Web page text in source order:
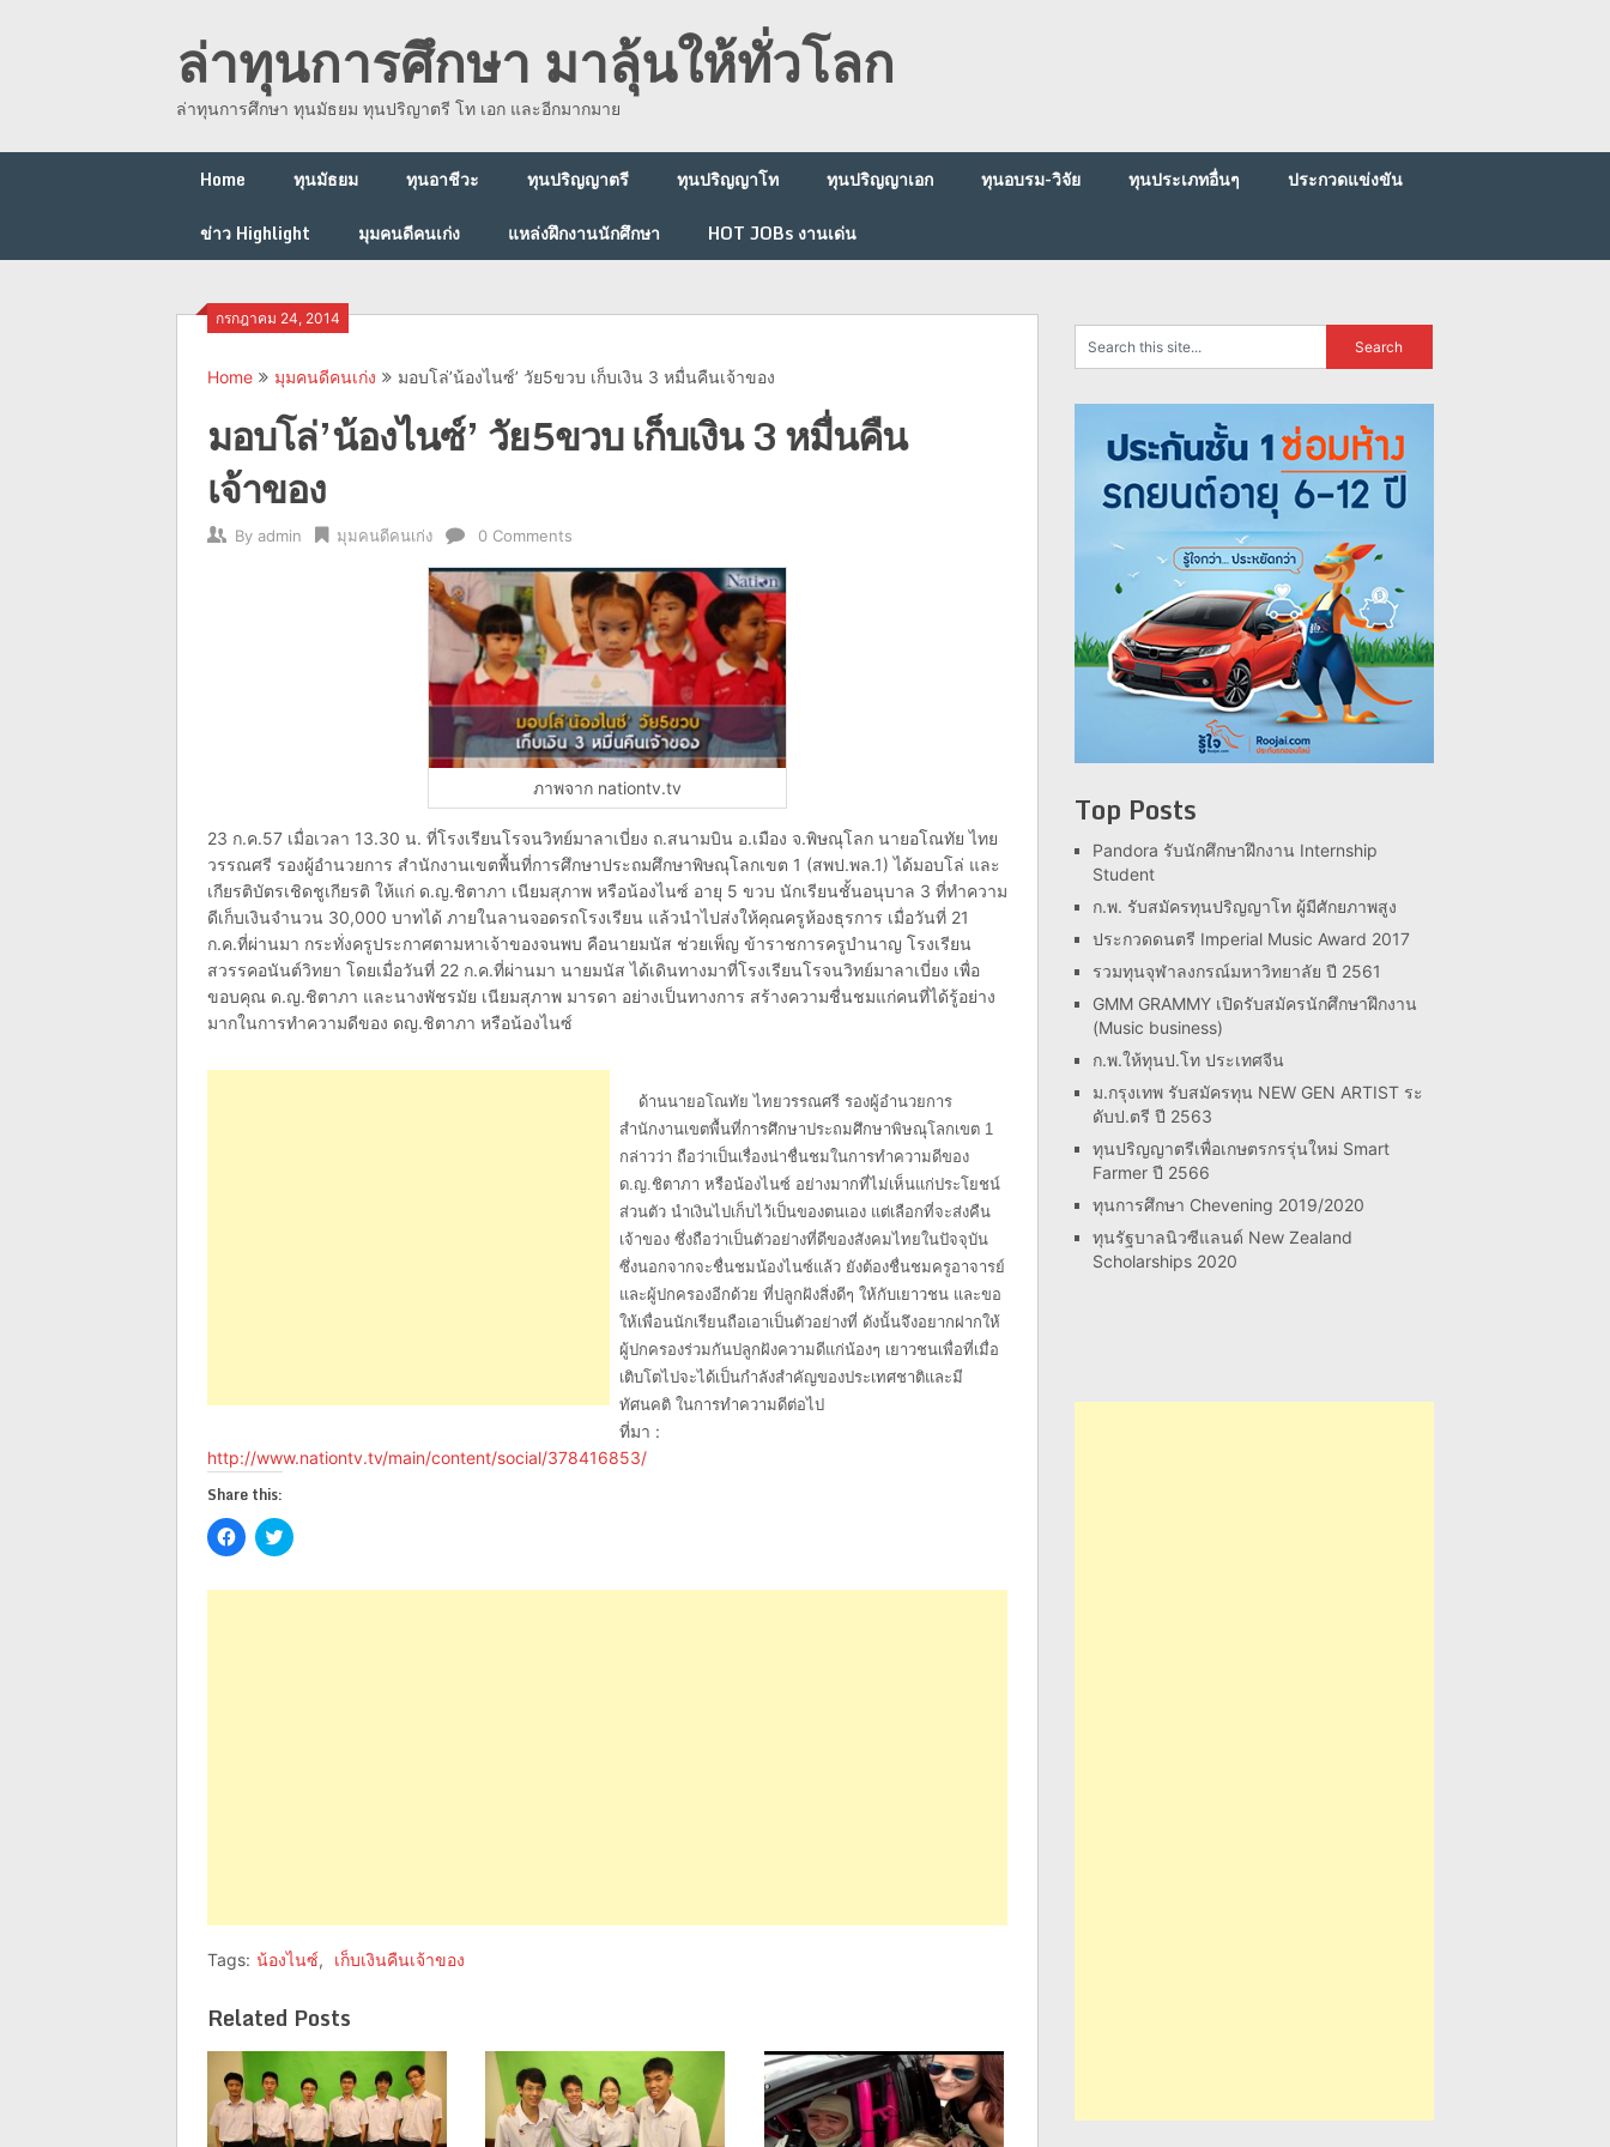
ล่าทุนการศึกษา มาลุ้นให้ทั่วโลก
ล่าทุนการศึกษา ทุนมัธยม ทุนปริญาตรี โท เอก และอีกมากมาย
Home ทุนมัธยม ทุนอาชีวะ ทุนปริญญาตรี ทุนปริญญาโท ทุนปริญญาเอก ทุนอบรม-วิจัย ทุนประเภทอื่นๆ
ประกวดแข่งขัน
ข่าว Highlight
มุมคนดีคนเก่ง แหล่งฝึกงานนักศึกษา HOT JOBs งานเด่น
กรกฎาคม 24, 2014
Home มุมคนดีคนเก่ง มอบโล่’น้องไนซ์’ วัย5ขวบ เก็บเงิน 3 หมื่นคืนเจ้าของ
มอบโล่’น้องไนซ์’ วัย5ขวบ เก็บเงิน 3 หมื่นคืน
เจ้าของ
By admin มุมคนดีคนเก่ง 0 Comments
ภาพจาก nationtv.tv
23 ก.ค.57 เมื่อเวลา 13.30 น. ที่โรงเรียนโรจนวิทย์มาลาเบี่ยง ถ.สนามบิน อ.เมือง จ.พิษณุโลก นายอโณทัย ไทย
วรรณศรี รองผู้อำนวยการ สำนักงานเขตพื้นที่การศึกษาประถมศึกษาพิษณุโลกเขต 1 (สพป.พล.1) ได้มอบโล่ และ
เกียรติบัตรเชิดชูเกียรติ ให้แก่ ด.ญ.ชิตาภา เนียมสุภาพ หรือน้องไนซ์ อายุ 5 ขวบ นักเรียนชั้นอนุบาล 3 ที่ทำความ
ดีเก็บเงินจำนวน 30,000 บาทได้ ภายในลานจอดรถโรงเรียน แล้วนำไปส่งให้คุณครูห้องธุรการ เมื่อวันที่ 21
ก.ค.ที่ผ่านมา กระทั่งครูประกาศตามหาเจ้าของจนพบ คือนายมนัส ช่วยเพ็ญ ข้าราชการครูบำนาญ โรงเรียน
สวรรคอนันต์วิทยา โดยเมื่อวันที่ 22 ก.ค.ที่ผ่านมา นายมนัส ได้เดินทางมาที่โรงเรียนโรจนวิทย์มาลาเบี่ยง เพื่อ
ขอบคุณ ด.ญ.ชิตาภา และนางพัชรมัย เนียมสุภาพ มารดา อย่างเป็นทางการ สร้างความชื่นชมแก่คนที่ได้รู้อย่าง
มากในการทำความดีของ ดญ.ชิตาภา หรือน้องไนซ์
ด้านนายอโณทัย ไทยวรรณศรี รองผู้อำนวยการ
สำนักงานเขตพื้นที่การศึกษาประถมศึกษาพิษณุโลกเขต 1
กล่าวว่า ถือว่าเป็นเรื่องน่าชื่นชมในการทำความดีของ
ด.ญ.ชิตาภา หรือน้องไนซ์ อย่างมากที่ไม่เห็นแก่ประโยชน์
ส่วนตัว นำเงินไปเก็บไว้เป็นของตนเอง แต่เลือกที่จะส่งคืน
เจ้าของ ซึ่งถือว่าเป็นตัวอย่างที่ดีของสังคมไทยในปัจจุบัน
ซึ่งนอกจากจะชื่นชมน้องไนซ์แล้ว ยังต้องชื่นชมครูอาจารย์
และผู้ปกครองอีกด้วย ที่ปลูกฝังสิ่งดีๆ ให้กับเยาวชน และขอ
ให้เพื่อนนักเรียนถือเอาเป็นตัวอย่างที่ ดังนั้นจึงอยากฝากให้
ผู้ปกครองร่วมกันปลูกฝังความดีแก่น้องๆ เยาวชนเพื่อที่เมื่อ
เติบโตไปจะได้เป็นกำลังสำคัญของประเทศชาติและมี
ทัศนคติ ในการทำความดีต่อไป
ที่มา :
http://www.nationtv.tv/main/content/social/378416853/
Share this:
Click
to
Facebook
Click
to
Twitter
Tags: น้องไนซ์, เก็บเงินคืนเจ้าของ
Related Posts
Top Posts
Pandora รับนักศึกษาฝึกงาน Internship
Student
ก.พ. รับสมัครทุนปริญญาโท ผู้มีศักยภาพสูง
ประกวดดนตรี Imperial Music Award 2017
รวมทุนจุฬาลงกรณ์มหาวิทยาลัย ปี 2561
GMM GRAMMY เปิดรับสมัครนักศึกษาฝึกงาน
(Music business)
ก.พ.ให้ทุนป.โท ประเทศจีน
ม.กรุงเทพ รับสมัครทุน NEW GEN ARTIST ระ
ดับป.ตรี ปี 2563
ทุนปริญญาตรีเพื่อเกษตรกรรุ่นใหม่ Smart
Farmer ปี 2566
ทุนการศึกษา Chevening 2019/2020
ทุนรัฐบาลนิวซีแลนด์ New Zealand
Scholarships 2020